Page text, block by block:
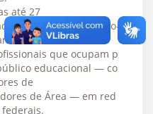
até 27
em grco.de/impulso-
que ocupam p
educacional — co
de
de Área — em red